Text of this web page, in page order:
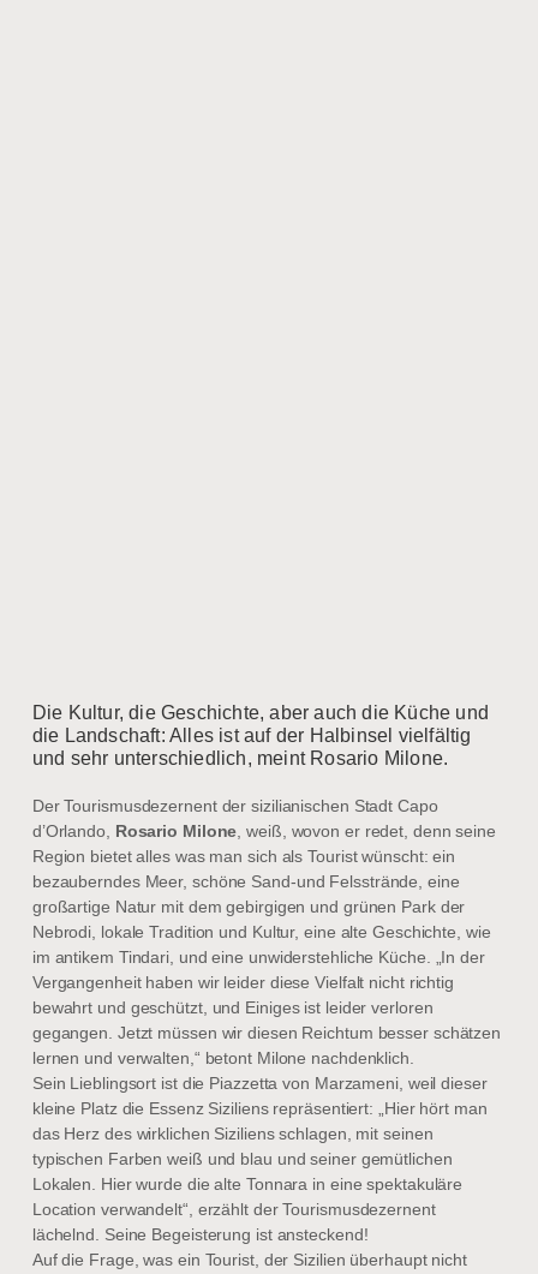
Die Kultur, die Geschichte, aber auch die Küche und
die Landschaft: Alles ist auf der Halbinsel vielfältig
und sehr unterschiedlich, meint Rosario Milone.
Der Tourismusdezernent der sizilianischen Stadt Capo
d’Orlando, Rosario Milone, weiß, wovon er redet, denn seine
Region bietet alles was man sich als Tourist wünscht: ein
bezauberndes Meer, schöne Sand-und Felsstrände, eine
großartige Natur mit dem gebirgigen und grünen Park der
Nebrodi, lokale Tradition und Kultur, eine alte Geschichte, wie
im antikem Tindari, und eine unwiderstehliche Küche. „In der
Vergangenheit haben wir leider diese Vielfalt nicht richtig
bewahrt und geschützt, und Einiges ist leider verloren
gegangen. Jetzt müssen wir diesen Reichtum besser schätzen
lernen und verwalten,“ betont Milone nachdenklich.
Sein Lieblingsort ist die Piazzetta von Marzameni, weil dieser
kleine Platz die Essenz Siziliens repräsentiert: „Hier hört man
das Herz des wirklichen Siziliens schlagen, mit seinen
typischen Farben weiß und blau und seiner gemütlichen
Lokalen. Hier wurde die alte Tonnara in eine spektakuläre
Location verwandelt“, erzählt der Tourismusdezernent
lächelnd. Seine Begeisterung ist ansteckend!
Auf die Frage, was ein Tourist, der Sizilien überhaupt nicht